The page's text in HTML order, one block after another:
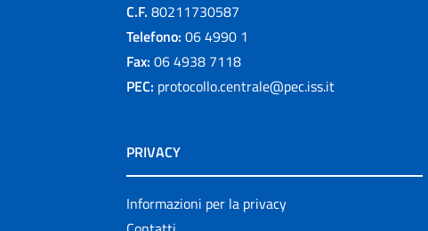
C.F. 80211730587
Telefono: 06 4990 1
Fax: 06 4938 7118
PEC: protocollo.centrale@pec.iss.it
PRIVACY
Informazioni per la privacy